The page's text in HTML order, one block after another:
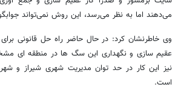
می‌دهند اما به نظر می‌رسد، این روش نمی‌تواند
وی خاطرنشان کرد: در حال حاضر راه حل قانونی
عقیم سازی و نگهداری این سگ ها در منطقه ای
نیز این کار در حد توان مدیریت شهری شیراز و
است.